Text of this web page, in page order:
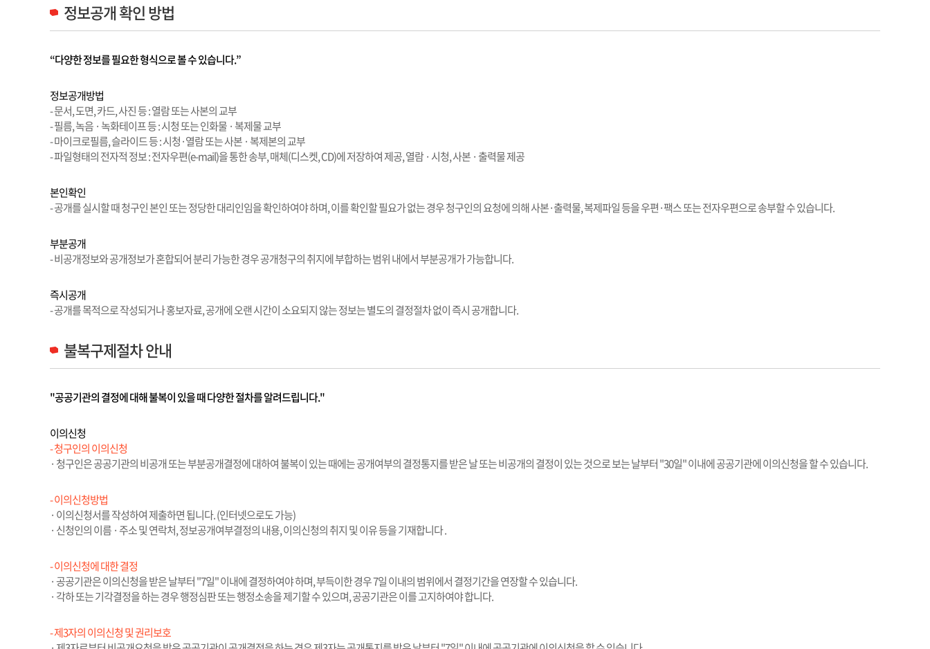
정보공개 확인 방법
“다양한 정보를 필요한 형식으로 볼 수 있습니다.”
정보공개방법
- 문서, 도면, 카드, 사진 등 : 열람 또는 사본의 교부
- 필름, 녹음 · 녹화테이프 등 : 시청 또는 인화물 · 복제물 교부
- 마이크로필름, 슬라이드 등 : 시청·열람 또는 사본 · 복제본의 교부
- 파일형태의 전자적 정보 : 전자우편(e-mail)을 통한 송부, 매체(디스켓, CD)에 저장하여 제공, 열람 · 시청, 사본 · 출력물 제공
본인확인
- 공개를 실시할 때 청구인 본인 또는 정당한 대리인임을 확인하여야 하며, 이를 확인할 필요가 없는 경우 청구인의 요청에 의해 사본·출력물, 복제파일 등을 우편·팩스 또는 전자우편으로 송부할 수 있습니다.
부분공개
- 비공개정보와 공개정보가 혼합되어 분리 가능한 경우 공개청구의 취지에 부합하는 범위 내에서 부분공개가 가능합니다.
즉시공개
- 공개를 목적으로 작성되거나 홍보자료, 공개에 오랜 시간이 소요되지 않는 정보는 별도의 결정절차 없이 즉시 공개합니다.
불복구제절차 안내
"공공기관의 결정에 대해 불복이 있을 때 다양한 절차를 알려드립니다."
이의신청
- 청구인의 이의신청
· 청구인은 공공기관의 비공개 또는 부분공개결정에 대하여 불복이 있는 때에는 공개여부의 결정통지를 받은 날 또는 비공개의 결정이 있는 것으로 보는 날부터 "30일" 이내에 공공기관에 이의신청을 할 수 있습니다.
- 이의신청방법
· 이의신청서를 작성하여 제출하면 됩니다. (인터넷으로도 가능)
· 신청인의 이름 · 주소 및 연락처, 정보공개여부결정의 내용, 이의신청의 취지 및 이유 등을 기재합니다 .
- 이의신청에 대한 결정
· 공공기관은 이의신청을 받은 날부터 "7일" 이내에 결정하여야 하며, 부득이한 경우 7일 이내의 범위에서 결정기간을 연장할 수 있습니다.
· 각하 또는 기각결정을 하는 경우 행정심판 또는 행정소송을 제기할 수 있으며, 공공기관은 이를 고지하여야 합니다.
- 제3자의 이의신청 및 권리보호